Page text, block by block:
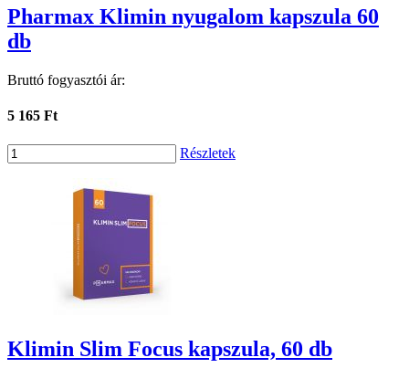
Pharmax Klimin nyugalom kapszula 60
db
Bruttó fogyasztói ár:
5 165 Ft
Részletek
Klimin Slim Focus kapszula, 60 db